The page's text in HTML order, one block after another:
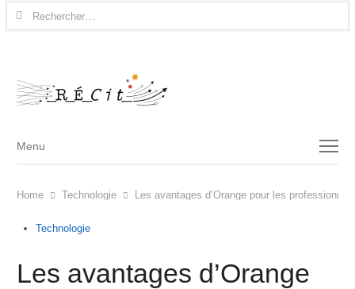
Rechercher :
Menu
Menu
Home Technologie Les avantages d’Orange pour les professionnels
Technologie
Les avantages d’Orange